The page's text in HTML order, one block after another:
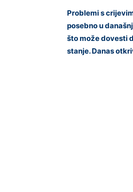
Problemi s
posebno u
što može dovesti
stanje. Danas